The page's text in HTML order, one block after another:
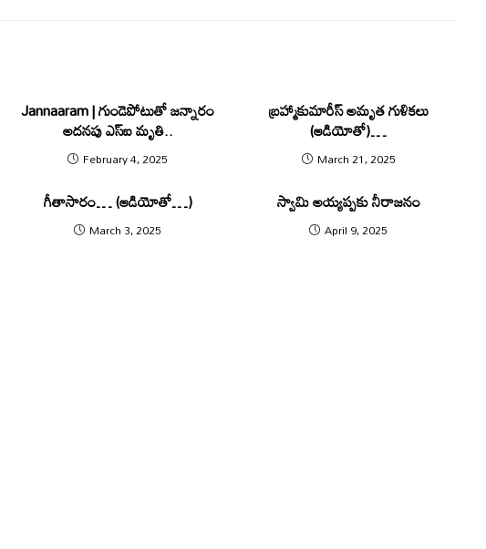
Jannaaram | గుండెపోటుతో జన్నారం
అదనపు ఎస్ఐ మృతి..
February 4, 2025
బ్రహ్మాకుమారీస్‌ అమృత గుళికలు
(ఆడియోతో)…
March 21, 2025
గీతాసారం… (ఆడియోతో…)
March 3, 2025
స్వామి అయ్యప్పకు నీరాజనం
April 9, 2025